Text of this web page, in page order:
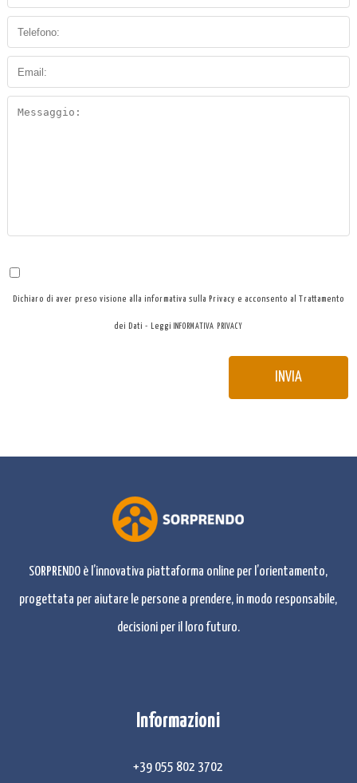
Dichiaro di aver preso visione alla informativa sulla Privacy e acconsento al Trattamento
dei Dati - Leggi INFORMATIVA PRIVACY
SORPRENDO è l’innovativa piattaforma online per l’orientamento,
progettata per aiutare le persone a prendere, in modo responsabile,
decisioni per il loro futuro.
Informazioni
+39 055 802 3702